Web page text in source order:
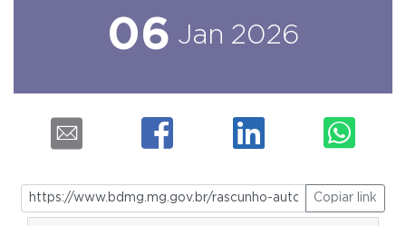
06 Jan 2026
Copiar link